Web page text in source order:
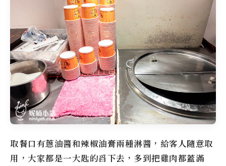
取餐口有蔥油醬和辣椒油膏兩種淋醬，給客人隨意取
用，大家都是一大匙的舀下去，多到把雞肉都蓋滿